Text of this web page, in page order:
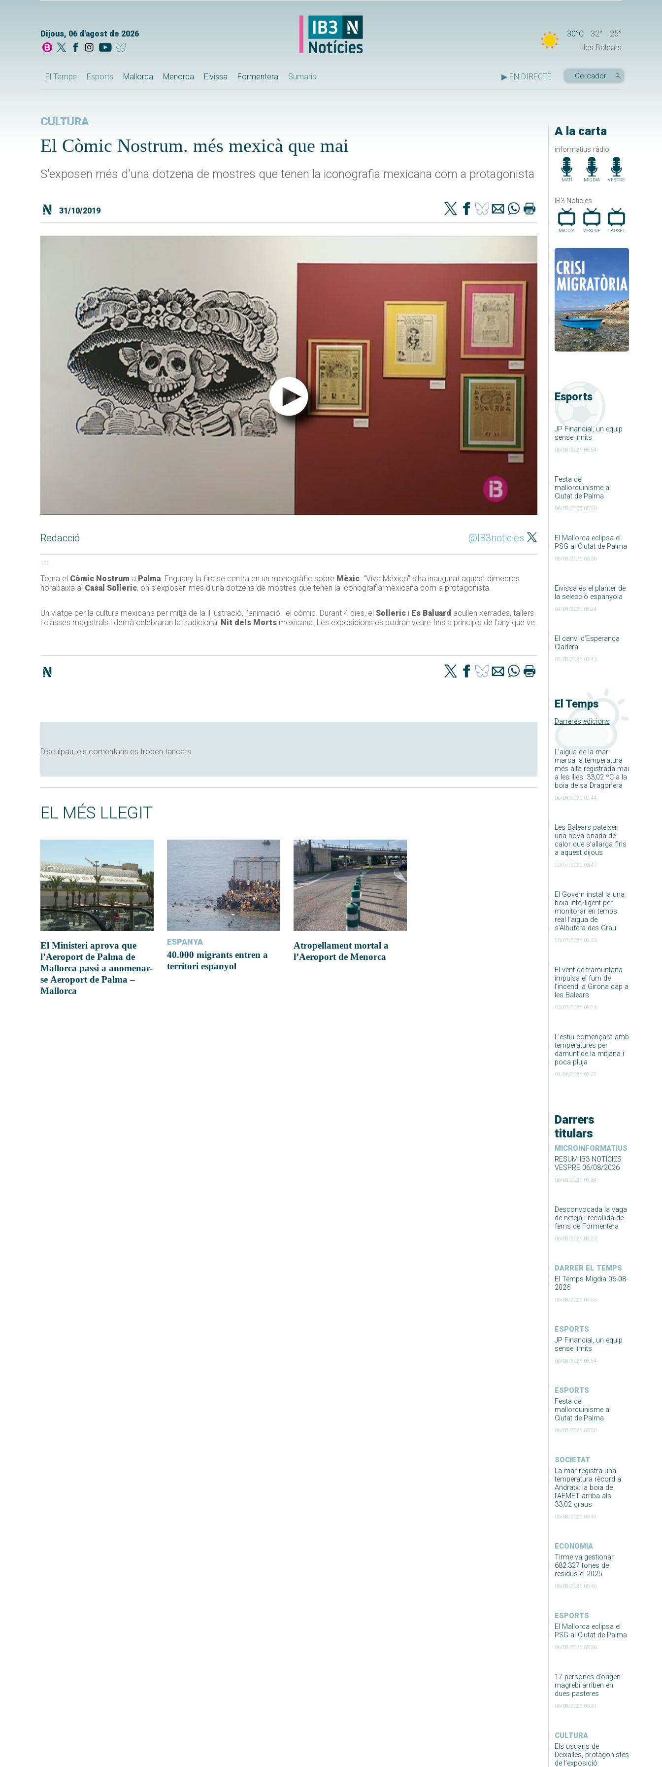
Dijous, 06 d'agost de 2026 30°C 32°
25°
Illes Balears
El Temps Esports Mallorca Menorca Eivissa Formentera Sumaris ▶ EN DIRECTE
A la carta
informatius ràdio
MATÍ MIGDIA VESPRE
IB3 Noticies
MIGDIA VESPRE CAP.SET
Esports
JP Financial, un equip
sense límits
06/08/2026 05:54
Festa del
mallorquinisme al
Ciutat de Palma
06/08/2026 05:50
El Mallorca eclipsa el
PSG al Ciutat de Palma
06/08/2026 05:36
Eivissa és el planter de
la selecció espanyola
04/08/2026 08:24
El canvi d’Esperança
Cladera
02/08/2026 08:43
El Temps
Darreres edicions
L’aigua de la mar
marca la temperatura
més alta registrada mai
a les Illes: 33,02 ºC a la
boia de sa Dragonera
06/08/2026 02:44
Les Balears pateixen
una nova onada de
calor que s’allarga fins
a aquest dijous
20/07/2026 03:47
El Govern instal·la una
boia intel·ligent per
monitorar en temps
real l’aigua de
s’Albufera des Grau
20/07/2026 09:33
El vent de tramuntana
impulsa el fum de
l’incendi a Girona cap a
les Balears
03/07/2026 09:24
L’estiu començarà amb
temperatures per
damunt de la mitjana i
poca pluja
09/06/2026 02:52
Darrers
titulars
MICROINFORMATIUS
RESUM IB3 NOTÍCIES
VESPRE 06/08/2026
06/08/2026 09:34
Desconvocada la vaga
de neteja i recollida de
fems de Formentera
06/08/2026 09:23
DARRER EL TEMPS
El Temps Migdia 06-08-
2026
06/08/2026 04:55
ESPORTS
JP Financial, un equip
sense límits
06/08/2026 05:54
ESPORTS
Festa del
mallorquinisme al
Ciutat de Palma
06/08/2026 05:50
SOCIETAT
La mar registra una
temperatura rècord a
Andratx: la boia de
l’AEMET arriba als
33,02 graus
06/08/2026 03:49
ECONOMIA
Tirme va gestionar
682.327 tones de
residus el 2025
06/08/2026 05:46
ESPORTS
El Mallorca eclipsa el
PSG al Ciutat de Palma
06/08/2026 05:36
17 persones d’origen
magrebí arriben en
dues pasteres
06/08/2026 05:31
CULTURA
Els usuaris de
Deixalles, protagonistes
de l’exposició
CULTURA
El Còmic Nostrum. més mexicà que mai
S'exposen més d'una dotzena de mostres que tenen la iconografia mexicana com a protagonista
31/10/2019
Redacció @IB3noticies
166
Torna el Còmic Nostrum a Palma. Enguany la fira se centra en un monogràfic sobre Mèxic. “Viva México” s’ha inaugurat aquest dimecres
horabaixa al Casal Solleric, on s’exposen més d’una dotzena de mostres que tenen la iconografia mexicana com a protagonista.
Un viatge per la cultura mexicana per mitjà de la il·lustració, l’animació i el còmic. Durant 4 dies, el Solleric i Es Baluard acullen xerrades, tallers
i classes magistrals i demà celebraran la tradicional Nit dels Morts mexicana. Les exposicions es podran veure fins a principis de l’any que ve.
Disculpau, els comentaris es troben tancats
EL MÉS LLEGIT
El Ministeri aprova que
l’Aeroport de Palma de
Mallorca passi a anomenar-
se Aeroport de Palma –
Mallorca
ESPANYA
40.000 migrants entren a
territori espanyol
Atropellament mortal a
l’Aeroport de Menorca